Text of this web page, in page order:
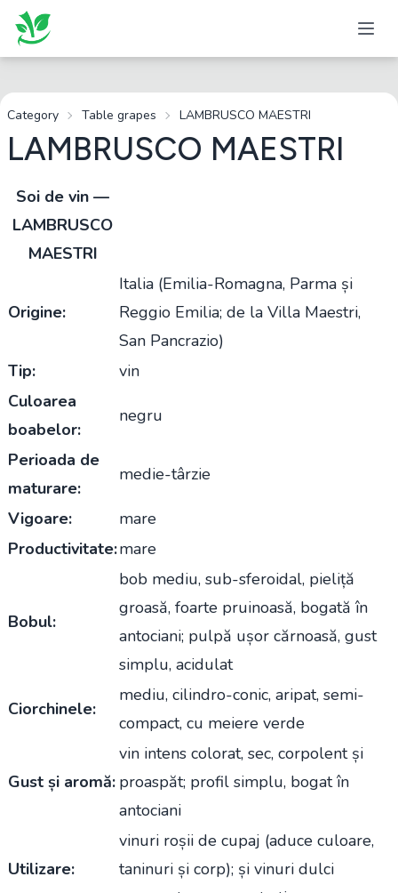
Category Table grapes LAMBRUSCO MAESTRI
LAMBRUSCO MAESTRI
Soi de vin —
LAMBRUSCO
MAESTRI
Origine:
Italia (Emilia-Romagna, Parma și
Reggio Emilia; de la Villa Maestri,
San Pancrazio)
Tip:
vin
Culoarea
boabelor:
negru
Perioada de
maturare:
medie-târzie
Vigoare:
mare
Productivitate:mare
Bobul:
bob mediu, sub-sferoidal, pieliță
groasă, foarte pruinoasă, bogată în
antociani; pulpă ușor cărnoasă, gust
simplu, acidulat
Ciorchinele:
mediu, cilindro-conic, aripat, semi-
compact, cu meiere verde
Gust și aromă:
vin intens colorat, sec, corpolent și
proaspăt; profil simplu, bogat în
antociani
Utilizare:
vinuri roșii de cupaj (aduce culoare,
taninuri și corp); și vinuri dulci